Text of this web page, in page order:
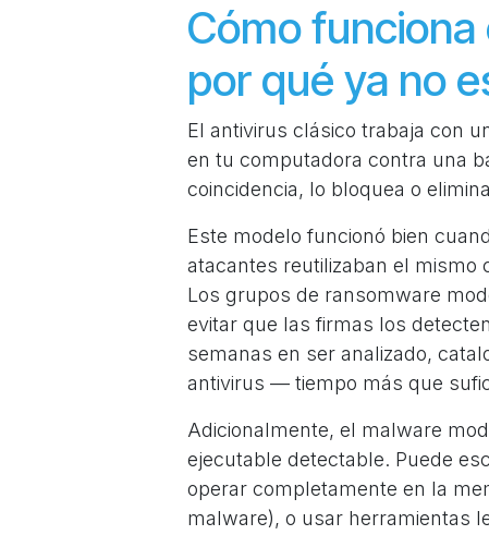
Cómo
por qué ya no
El antivirus clásico trabaja con
en tu computadora contra una
coincidencia, lo bloquea o
Este modelo funcionó bien
atacantes reutilizaban el mismo
Los grupos de ransomware
evitar que las firmas los
semanas en ser analizado,
antivirus — tiempo más que
Adicionalmente, el malware
ejecutable detectable. Puede
operar completamente en la
malware), o usar herramientas